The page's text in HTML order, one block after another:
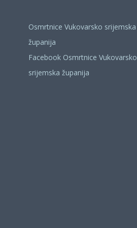
Osmrtnice Vukovarsko srijemska
županija
Facebook Osmrtnice Vukovarsko
srijemska županija